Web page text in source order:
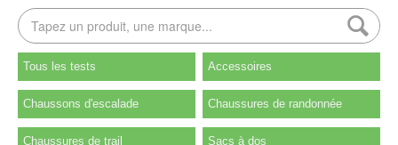
Tous les tests Accessoires
Chaussons d'escalade Chaussures de randonnée
Chaussures de trail Sacs à dos